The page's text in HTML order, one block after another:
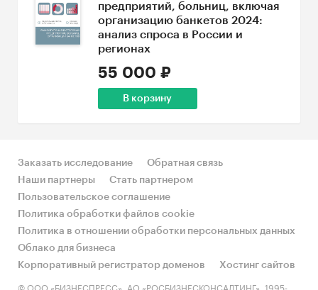
предприятий, больниц, включая
организацию банкетов 2024:
анализ спроса в России и
регионах
55 000 ₽
В корзину
Заказать исследование
Обратная связь
Наши партнеры
Стать партнером
Пользовательское соглашение
Политика обработки файлов cookie
Политика в отношении обработки персональных данных
Облако для бизнеса
Корпоративный регистратор доменов
Хостинг сайтов
© ООО «БИЗНЕСПРЕСС», АО «РОСБИЗНЕСКОНСАЛТИНГ», 1995-